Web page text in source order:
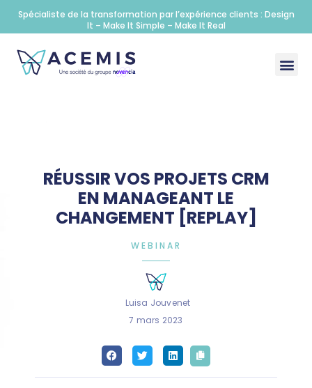
Spécialiste de la transformation par l’expérience clients : Design
It – Make It Simple – Make It Real
RÉUSSIR VOS PROJETS CRM
EN MANAGEANT LE
CHANGEMENT [REPLAY]
WEBINAR
Luisa Jouvenet
7 mars 2023